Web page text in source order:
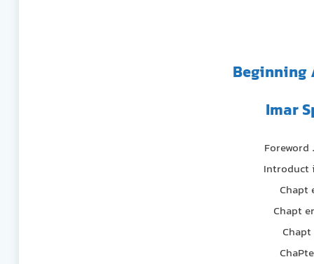
Beginning
Foreword
Introduct
Chapt
Chapt